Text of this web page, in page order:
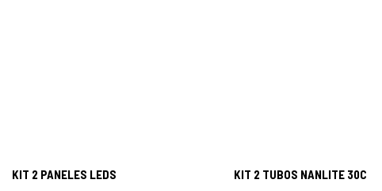
KIT 2 PANELES LEDS KIT 2 TUBOS NANLITE 30C